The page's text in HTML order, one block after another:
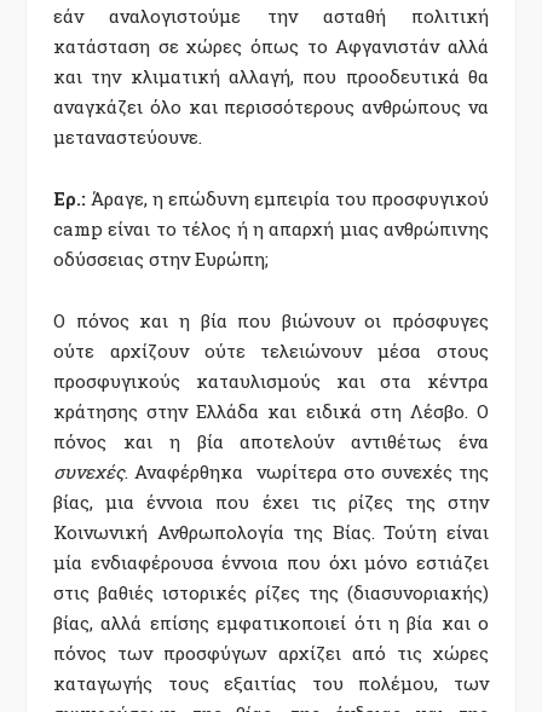
εάν αναλογιστούμε την ασταθή πολιτική
κατάσταση σε χώρες όπως το Αφγανιστάν αλλά
και την κλιματική αλλαγή, που προοδευτικά θα
αναγκάζει όλο και περισσότερους ανθρώπους να
μεταναστεύουνε.
Ερ.: Άραγε, η επώδυνη εμπειρία του προσφυγικού
camp είναι το τέλος ή η απαρχή μιας ανθρώπινης
οδύσσειας στην Ευρώπη;
Ο πόνος και η βία που βιώνουν οι πρόσφυγες
ούτε αρχίζουν ούτε τελειώνουν μέσα στους
προσφυγικούς καταυλισμούς και στα κέντρα
κράτησης στην Ελλάδα και ειδικά στη Λέσβο. Ο
πόνος και η βία αποτελούν αντιθέτως ένα
συνεχές. Αναφέρθηκα νωρίτερα στο συνεχές της
βίας, μια έννοια που έχει τις ρίζες της στην
Κοινωνική Ανθρωπολογία της Βίας. Τούτη είναι
μία ενδιαφέρουσα έννοια που όχι μόνο εστιάζει
στις βαθιές ιστορικές ρίζες της (διασυνοριακής)
βίας, αλλά επίσης εμφατικοποιεί ότι η βία και ο
πόνος των προσφύγων αρχίζει από τις χώρες
καταγωγής τους εξαιτίας του πολέμου, των